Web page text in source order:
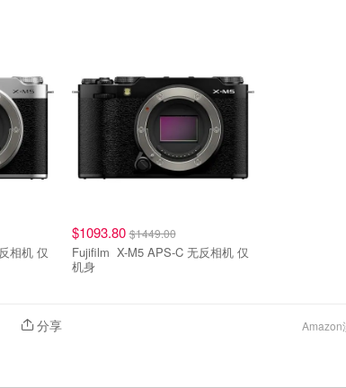
$1093.80$1449.00
Fujifilm X-M5 APS-C 无反相机 仅
机身
Amazon
分享